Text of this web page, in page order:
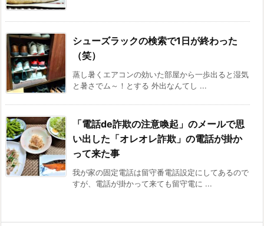
シューズラックの検索で1日が終わった
（笑）
蒸し暑くエアコンの効いた部屋から一歩出ると湿気
と暑さでム～！とする 外出なんてし ...
「電話de詐欺の注意喚起」のメールで思
い出した「オレオレ詐欺」の電話が掛か
って来た事
我が家の固定電話は留守番電話設定にしてあるので
すが、電話が掛かって来ても留守電に ...